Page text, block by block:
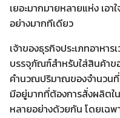
เยอะมากมายหลายแห่ง เอา
อย่างมากทีเดียว
เจ้าของธุรกิจประเภทอาหา
บรรจุภัณฑ์สำหรับใส่สินค้า
คำนวณปริมาณของจำนวนที่
มีอยู่มากที่ต้องการสั่งผลิต
หลายอย่างด้วยกัน โดยเฉ